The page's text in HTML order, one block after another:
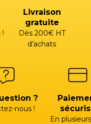
!
Livraison
gratuite
Dès 200€ HT
d’achats
?
nous !
En